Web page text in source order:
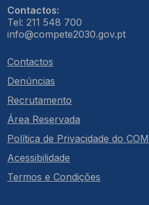
Contactos:
Tel: 211 548 700
info@compete2030.gov.pt
Contactos
Denúncias
Recrutamento
Área Reservada
Política de Privacidade do
Acessibilidade
Termos e Condições